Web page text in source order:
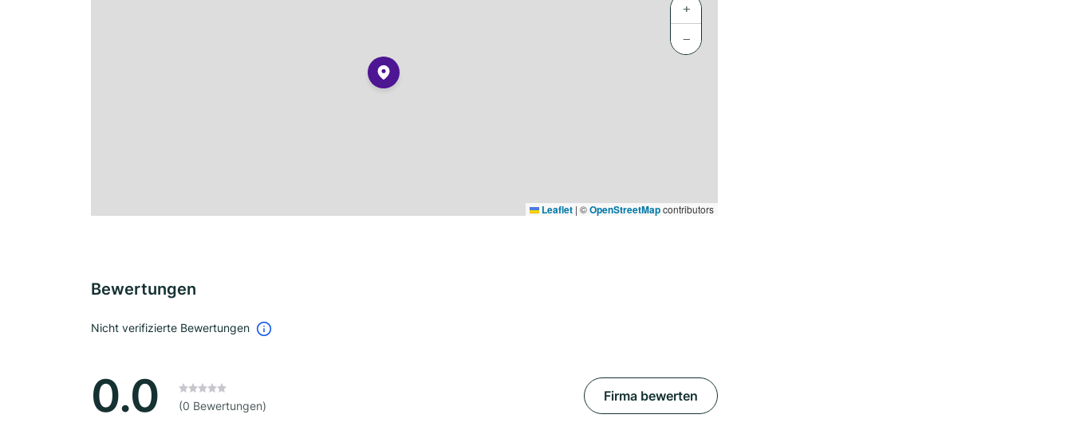
+
−
Leaflet | ©OpenStreetMapcontributors
Bewertungen
Nicht verifizierte Bewertungen
0.0 (0 Bewertungen)
Firma bewerten